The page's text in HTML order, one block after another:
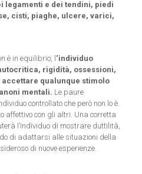
legamenti e dei tendini, piedi
cisti, piaghe, ulcere, varici,
è in equilibrio, l‘individuo
rigidità, ossessioni,
qualunque stimolo
mentali. Le paure
controllato che però non lo è.
affettivo con gli altri. Una corretta
l’individuo di mostrare duttilità,
di adattarsi alle situazioni della
di nuove esperienze.